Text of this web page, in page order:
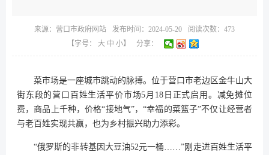
来源： 营口市政府网站 发布时间：2024-05-20 阅读次数： 473
【字号： 大 中 小】 分享：
菜市场是一座城市跳动的脉搏。位于营口市老边区金牛山大
街东段的营口百姓生活平价市场5月18日正式启用。减免摊位
费，商品上千种，价格“接地气”，“幸福的菜篮子”不仅让经营者
与老百姓实现共赢，也为乡村振兴助力添彩。
“俄罗斯的非转基因大豆油52元一桶……”刚走进百姓生活平